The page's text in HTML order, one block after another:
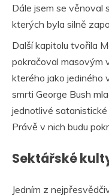
Dále jsem se věnoval
kterých byla silně
Další kapitolu tvořila
pokračoval masovým
kterého jako jediného
smrti George Bush
jednotlivé satanistické
Právě v nich budu
Sektářské
Jedním z